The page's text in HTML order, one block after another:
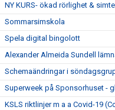
NY KURS- ökad rörlighet &
Sommarsimskola
Spela digital bingolott
Alexander Almeida Sundell
Schemaändringar i
Superweek på Sponsorhuset -
KSLS riktlinjer m a a Covid-19